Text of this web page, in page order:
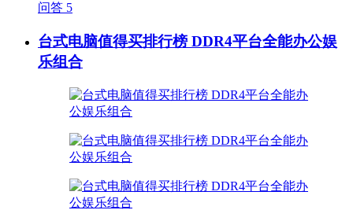
问答 5
台式电脑值得买排行榜 DDR4平台全能办公娱
乐组合